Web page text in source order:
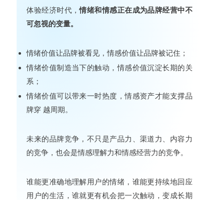
体验经济时代，情绪和情感正在成为品牌经营中不
可忽视的变量。
情绪价值让品牌被看见，情感价值让品牌被记住；
情绪价值制造当下的触动，情感价值沉淀长期的关
系；
情绪价值可以带来一时热度，情感资产才能支撑品
牌穿 越周期。
未来的品牌竞争，不只是产品力、渠道力、内容力
的竞争，也会是情感理解力和情感经营力的竞争。
谁能更准确地理解用户的情绪，谁能更持续地回应
用户的生活，谁就更有机会把一次触动，变成长期